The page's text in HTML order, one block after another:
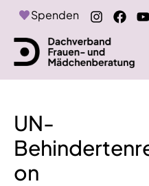
Zum
springen
Spenden
UN-
on